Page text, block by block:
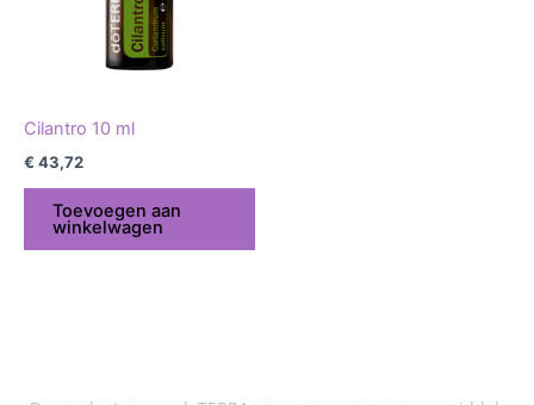
Cilantro 10 ml
€ 43,72
Toevoegen aan
winkelwagen